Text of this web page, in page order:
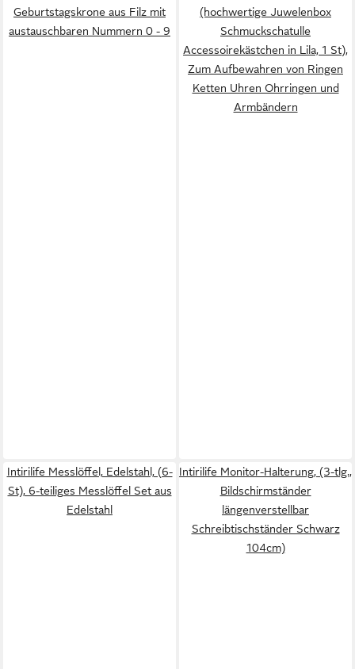
Geburtstagskrone aus Filz mit
austauschbaren Nummern 0 - 9
(hochwertige Juwelenbox
Schmuckschatulle
Accessoirekästchen in Lila, 1 St),
Zum Aufbewahren von Ringen
Ketten Uhren Ohrringen und
Armbändern
Intirilife Messlöffel, Edelstahl, (6-
St), 6-teiliges Messlöffel Set aus
Edelstahl
Intirilife Monitor-Halterung, (3-tlg.,
Bildschirmständer
längenverstellbar
Schreibtischständer Schwarz
104cm)